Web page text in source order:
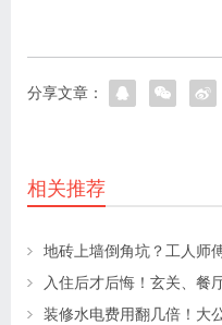
分享文章：
相关推荐
地砖上墙倒角坑？工人师
入住后才后悔！玄关、餐
装修水电费用翻几倍！大